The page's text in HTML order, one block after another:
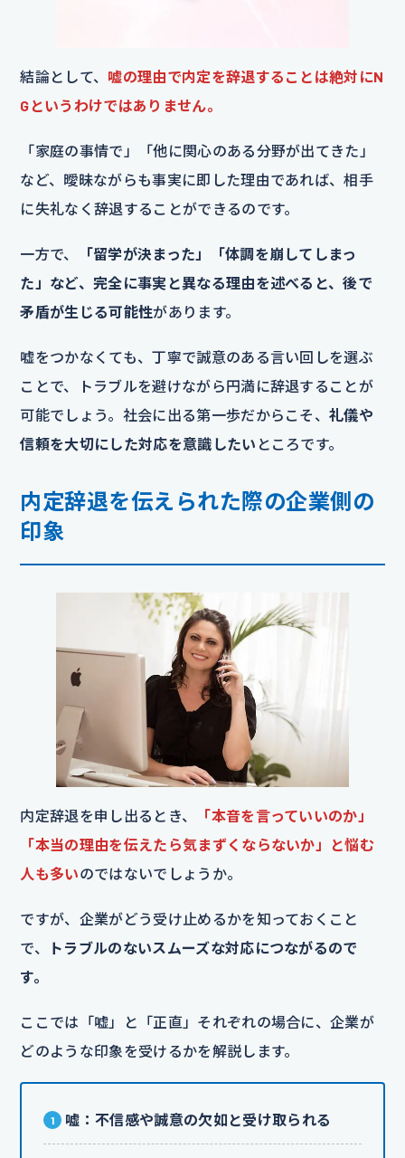
結論として、 嘘の理由で内定を辞退することは絶対にN
Gというわけではありません。
「家庭の事情で」「他に関心のある分野が出てきた」
など、曖昧ながらも事実に即した理由であれば、相手
に失礼なく辞退することができるのです。
一方で、
「留学が決まった」「体調を崩してしまっ
た」など、完全に事実と異なる理由を述べると、後で
矛盾が生じる可能性があります。
嘘をつかなくても、丁寧で誠意のある言い回しを選ぶ
ことで、トラブルを避けながら円満に辞退することが
可能でしょう。社会に出る第一歩だからこそ、礼儀や
信頼を大切にした対応を意識したい ところです。
内定辞退を伝えられた際の企業側の
印象
内定辞退を申し出るとき、
「本音を言っていいのか」
「本当の理由を伝えたら気まずくならないか」と悩む
人も多いのではないでしょうか。
ですが、企業がどう受け止めるかを知っておくこと
で、
トラブルのないスムーズな対応につながるので
す。
ここでは「嘘」と「正直」それぞれの場合に、企業が
どのような印象を受けるかを解説します。
嘘：不信感や誠意の欠如と受け取られる